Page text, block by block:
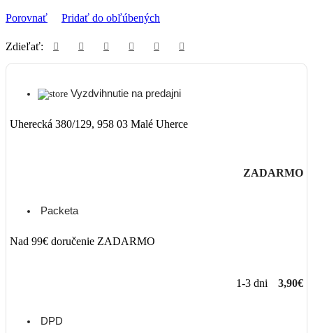
Porovnať Pridať do obľúbených
Zdieľať:
Vyzdvihnutie na predajni
Uherecká 380/129, 958 03 Malé Uherce
ZADARMO
Packeta
Nad 99€ doručenie ZADARMO
1-3 dni 3,90€
DPD